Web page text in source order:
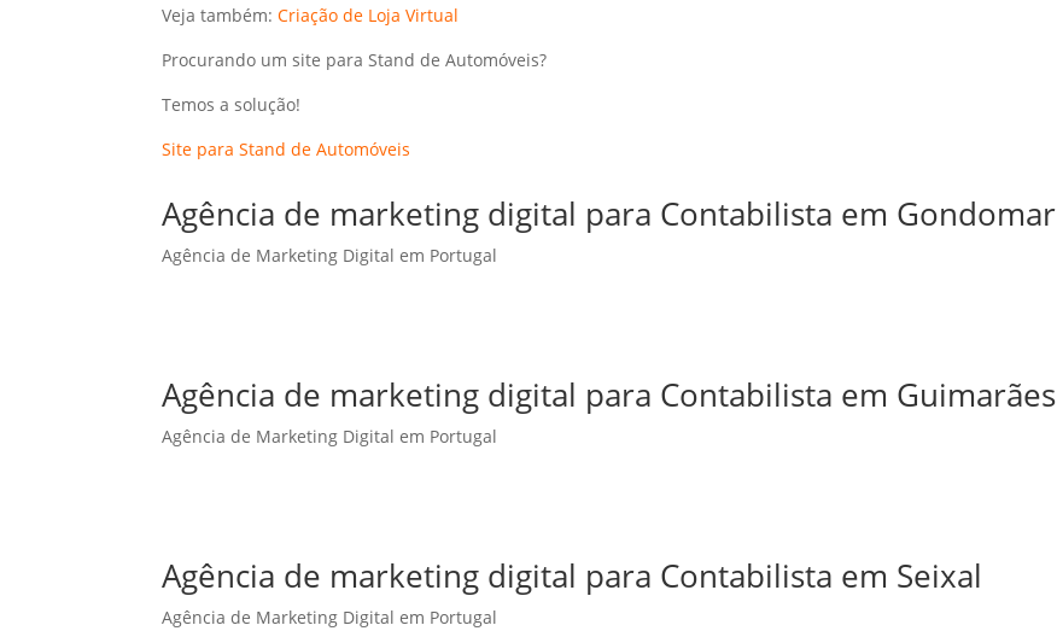
Veja também:Criação de Loja Virtual
Procurando um site para Stand de Automóveis?
Temos a solução!
Site para Stand de Automóveis
Agência de marketing digital para Contabilista em Gondomar
Agência de Marketing Digital em Portugal
Agência de marketing digital para Contabilista em Guimarães
Agência de Marketing Digital em Portugal
Agência de marketing digital para Contabilista em Seixal
Agência de Marketing Digital em Portugal